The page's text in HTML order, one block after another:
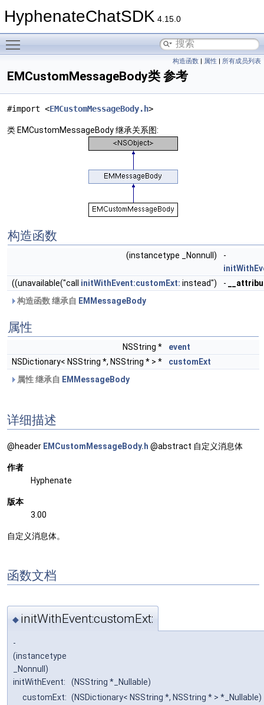
HyphenateChatSDK 4.15.0
构造函数 | 属性 | 所有成员列表
EMCustomMessageBody类 参考
#import <EMCustomMessageBody.h>
类 EMCustomMessageBody 继承关系图:
构造函数
(instancetype _Nonnull)
-
((unavailable("call initWithEvent:customExt: instead") -
构造函数 继承自 EMMessageBody
属性
NSString *
event
NSDictionary< NSString *, NSString * > *
customExt
属性 继承自 EMMessageBody
详细描述
@header EMCustomMessageBody.h @abstract 自定义消息体
作者
Hyphenate
版本
3.00
自定义消息体。
函数文档
◆ initWithEvent:customExt:
-
(instancetype
_Nonnull)
initWithEvent:
(NSString *_Nullable)
customExt: (NSDictionary< NSString *, NSString * > *_Nullable)